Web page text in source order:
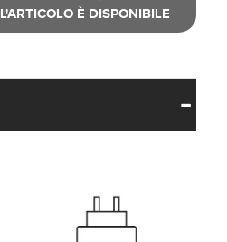
L'ARTICOLO È DISPONIBILE